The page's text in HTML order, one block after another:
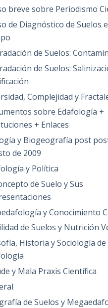
breve sobre Periodismo
de Diagnóstico de Suelos
de Suelos:
de Suelos:
Complejidad y
sobre Edafología +
+ Enlaces
y Biogeografía post
de 2009
y Política
de Suelo y Sus
y Conocimiento
de Suelos y Nutrición
Historia y Sociología de
y Mala Praxis Científica
de Suelos y